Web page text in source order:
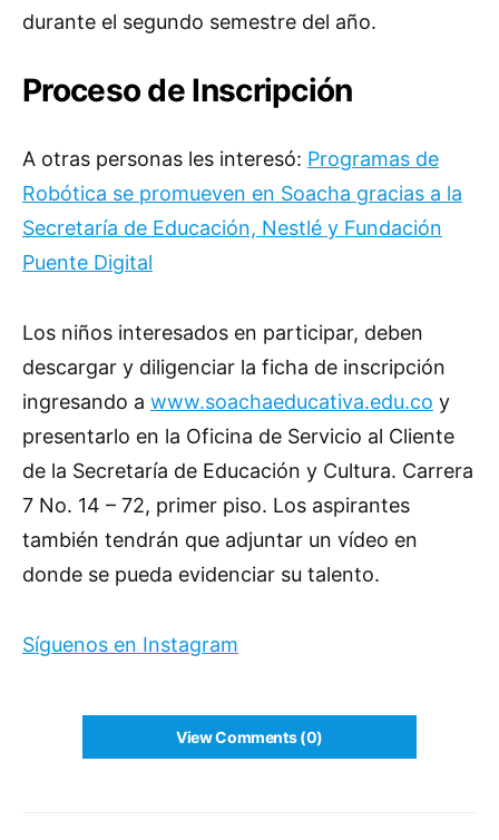
durante el segundo semestre del año.
Proceso de Inscripción
A otras personas les interesó: Programas de
Robótica se promueven en Soacha gracias a la
Secretaría de Educación, Nestlé y Fundación
Puente Digital
Los niños interesados en participar, deben
descargar y diligenciar la ficha de inscripción
ingresando a www.soachaeducativa.edu.co y
presentarlo en la Oficina de Servicio al Cliente
de la Secretaría de Educación y Cultura. Carrera
7 No. 14 – 72, primer piso. Los aspirantes
también tendrán que adjuntar un vídeo en
donde se pueda evidenciar su talento.
Síguenos en Instagram
View Comments (0)